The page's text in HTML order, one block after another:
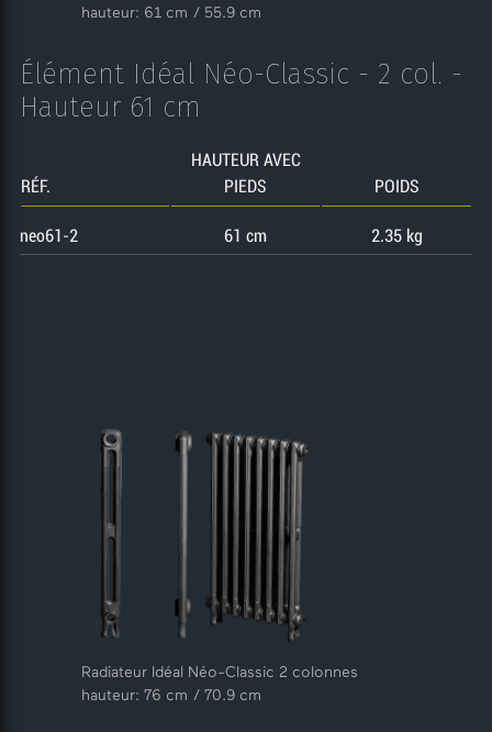
hauteur: 61 cm / 55.9 cm
Élément Idéal Néo-Classic - 2 col. -
Hauteur 61 cm
RÉF.
HAUTEUR AVEC
PIEDS
POIDS
neo61-2 61 cm 2.35 kg
Radiateur Idéal Néo-Classic 2 colonnes
hauteur: 76 cm / 70.9 cm